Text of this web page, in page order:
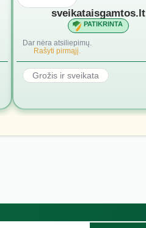
sveikataisgamtos.lt
PATIKRINTA
Dar nėra atsiliepimų.
Rašyti pirmąjį.
Grožis ir sveikata